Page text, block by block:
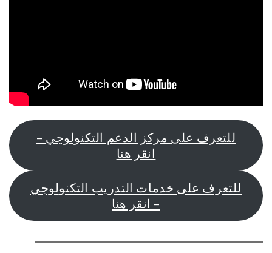
للتعرف على مركز الدعم التكنولوجي –
انقر هنا
للتعرف على خدمات التدريب التكنولوجي
– انقر هنا